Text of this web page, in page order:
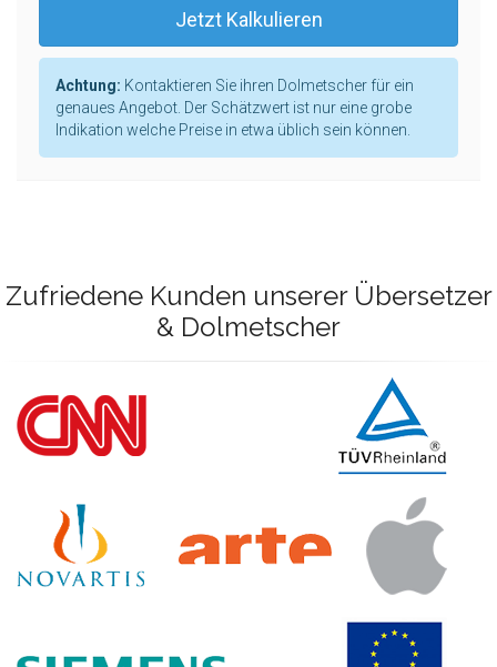
Jetzt Kalkulieren
Achtung: Kontaktieren Sie ihren Dolmetscher für ein
genaues Angebot. Der Schätzwert ist nur eine grobe
Indikation welche Preise in etwa üblich sein können.
Zufriedene Kunden unserer Übersetzer
& Dolmetscher